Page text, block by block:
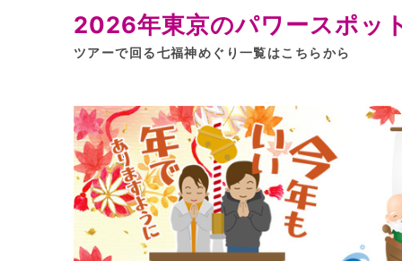
2026年東京のパワースポッ
ツアーで回る七福神めぐり一覧はこちらから